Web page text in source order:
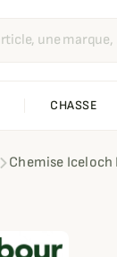
CHASSE
Chemise